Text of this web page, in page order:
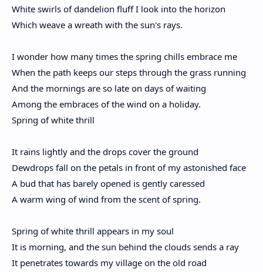
White swirls of dandelion fluff I look into the horizon
Which weave a wreath with the sun's rays.
I wonder how many times the spring chills embrace me
When the path keeps our steps through the grass running
And the mornings are so late on days of waiting
Among the embraces of the wind on a holiday.
Spring of white thrill
It rains lightly and the drops cover the ground
Dewdrops fall on the petals in front of my astonished face
A bud that has barely opened is gently caressed
A warm wing of wind from the scent of spring.
Spring of white thrill appears in my soul
It is morning, and the sun behind the clouds sends a ray
It penetrates towards my village on the old road